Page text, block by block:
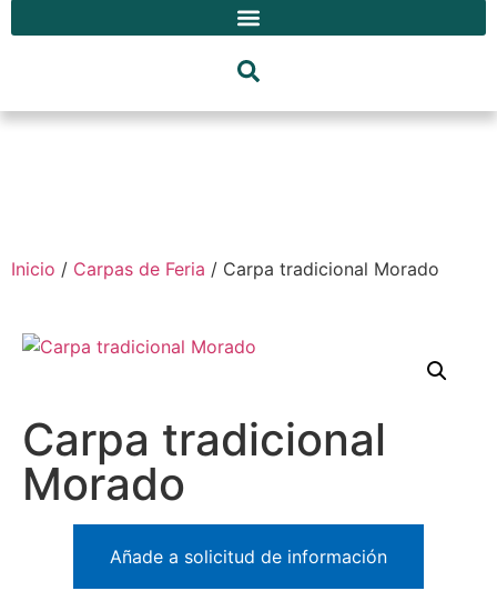
Inicio / Carpas de Feria / Carpa tradicional Morado
Carpa tradicional
Morado
Añade a solicitud de información